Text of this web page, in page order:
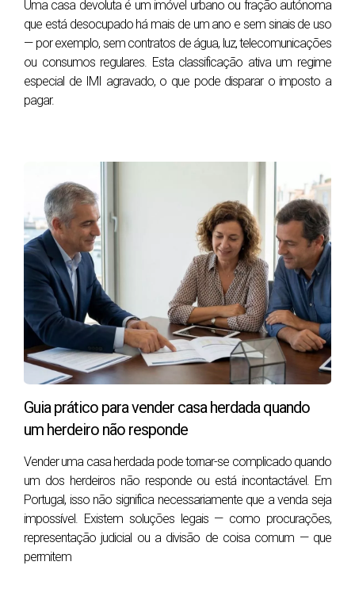
Antes de publicar o imóvel, confirme se está prestes a
entrar bem no mercado — ou a perder força logo nas
primeiras semanas.
Peça uma avaliação estratégica da sua casa com a
RE/MAX Cidadela.
O maior erro ao vender casa não é a falta de
procura — é entrar mal no mercado
Há proprietários que acreditam que o mercado corrige
tudo. Pensam que, se o preço estiver um pouco alto,
depois ajustam. Se faltar um documento, resolvem quando
surgir comprador. Se as fotografias não forem as ideais,
mais tarde trocam. O problema é que o mercado raramente
perdoa uma má entrada.
Quando um imóvel entra demasiado caro, atrai menos
sérias. Quando entra com documentação por validar, o
risco aparece na pior altura: quando já existe comprador, já
houve negociação e o tempo emocional da decisão já foi
investido. Quando entra mal apresentado, o mercado
interpreta isso como falta de valor, mesmo quando a casa
até tem potencial.
Veredito do Broker:
Uma casa devoluta é um imóvel urbano ou fração autónoma
que está desocupado há mais de um ano e sem sinais de uso
— por exemplo, sem contratos de água, luz, telecomunicações
ou consumos regulares. Esta classificação ativa um regime
especial de IMI agravado, o que pode disparar o imposto a
pagar.
Guia prático para vender casa herdada quando
um herdeiro não responde
Vender uma casa herdada pode tornar-se complicado quando
um dos herdeiros não responde ou está incontactável. Em
Portugal, isso não significa necessariamente que a venda seja
impossível. Existem soluções legais — como procurações,
representação judicial ou a divisão de coisa comum — que
permitem